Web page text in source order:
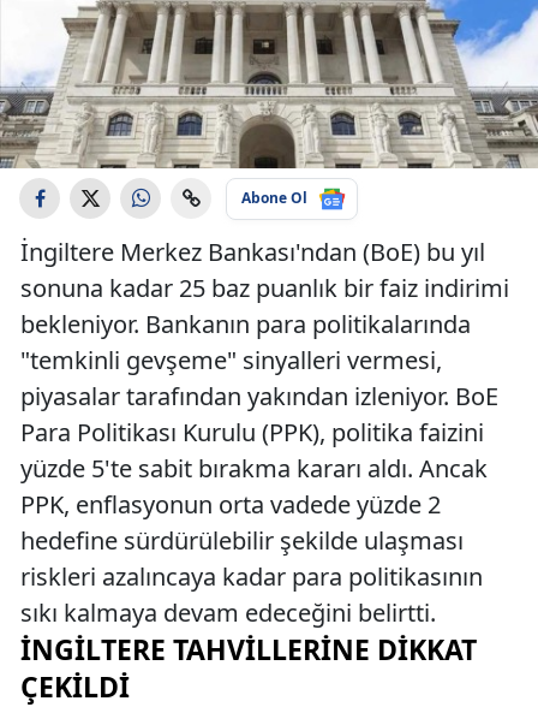
Abone Ol
İngiltere Merkez Bankası'ndan (BoE) bu yıl
sonuna kadar 25 baz puanlık bir faiz indirimi
bekleniyor. Bankanın para politikalarında
"temkinli gevşeme" sinyalleri vermesi,
piyasalar tarafından yakından izleniyor. BoE
Para Politikası Kurulu (PPK), politika faizini
yüzde 5'te sabit bırakma kararı aldı. Ancak
PPK, enflasyonun orta vadede yüzde 2
hedefine sürdürülebilir şekilde ulaşması
riskleri azalıncaya kadar para politikasının
sıkı kalmaya devam edeceğini belirtti.
İNGILTERE TAHVILLERINE DIKKAT
ÇEKILDI